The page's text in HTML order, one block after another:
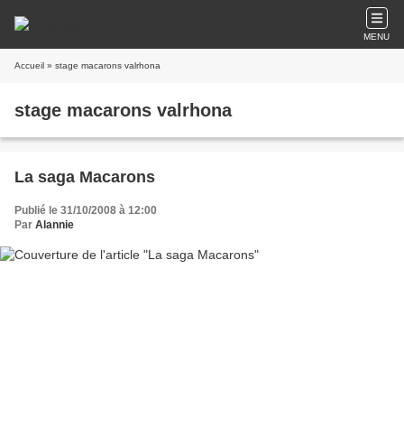
MENU
Accueil » stage macarons valrhona
stage macarons valrhona
La saga Macarons
Publié le 31/10/2008 à 12:00
Par Alannie